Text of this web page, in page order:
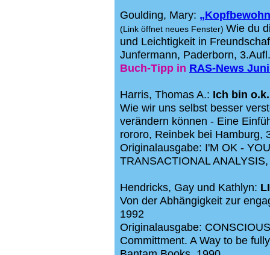
Goulding, Mary:
(Link öffnet neues Fenster) Wie du
und Leichtigkeit in
Junfermann, Paderborn,
Buch-Tipp in RAS-News
Harris, Thomas A.: Ich bin
Wie wir uns selbst besser
verändern können - Eine
rororo, Reinbek bei Hamburg,
Originalausgabe: I'M OK -
TRANSACTIONAL
Hendricks, Gay und Kathlyn:
Von der Abhängigkeit zur
1992
Originalausgabe:
Committment. A Way to be